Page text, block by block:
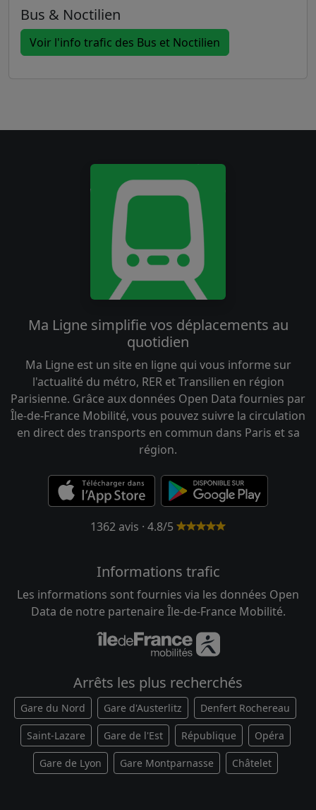
Bus & Noctilien
Voir l'info trafic des Bus et Noctilien
Ma Ligne simplifie vos déplacements au
quotidien
Ma Ligne est un site en ligne qui vous informe sur
l'actualité du métro, RER et Transilien en région
Parisienne. Grâce aux données Open Data fournies par
Île-de-France Mobilité, vous pouvez suivre la circulation
en direct des transports en commun dans Paris et sa
région.
1362 avis · 4.8/5
Informations trafic
Les informations sont fournies via les données Open
Data de notre partenaire Île-de-France Mobilité.
Arrêts les plus recherchés
Gare du Nord Gare d'Austerlitz Denfert Rochereau
Saint-Lazare Gare de l'Est République Opéra
Gare de Lyon Gare Montparnasse Châtelet